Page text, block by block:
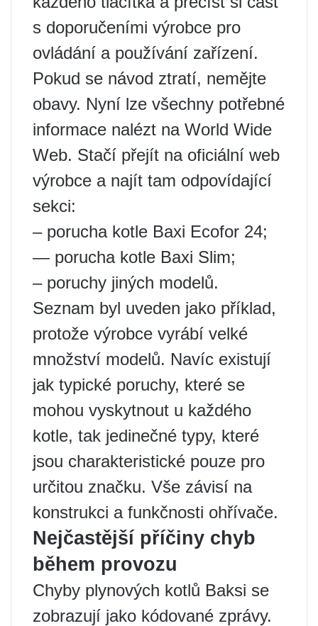
s doporučeními výrobce pro
ovládání a používání zařízení.
Pokud se návod ztratí, nemějte
obavy. Nyní lze všechny potřebné
informace nalézt na World Wide
Web. Stačí přejít na oficiální web
výrobce a najít tam odpovídající
sekci:
– porucha kotle Baxi Ecofor 24;
— porucha kotle Baxi Slim;
– poruchy jiných modelů.
Seznam byl uveden jako příklad,
protože výrobce vyrábí velké
množství modelů. Navíc existují
jak typické poruchy, které se
mohou vyskytnout u každého
kotle, tak jedinečné typy, které
jsou charakteristické pouze pro
určitou značku. Vše závisí na
konstrukci a funkčnosti ohřívače.
Nejčastější příčiny chyb
během provozu
Chyby plynových kotlů Baksi se
zobrazují jako kódované zprávy.